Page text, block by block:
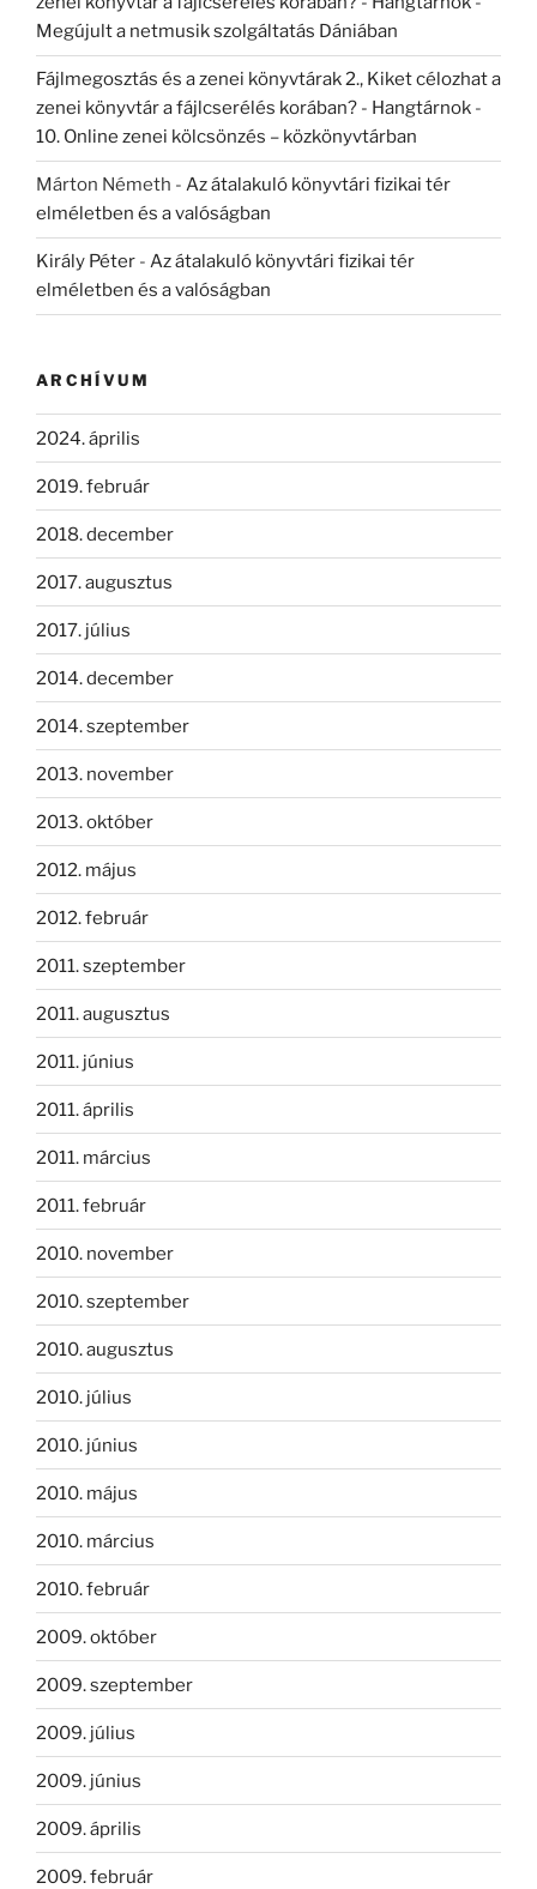
Megújult a netmusik szolgáltatás Dániában
Fájlmegosztás és a zenei könyvtárak 2., Kiket célozhat a
zenei könyvtár a fájlcserélés korában? - Hangtárnok -
10. Online zenei kölcsönzés – közkönyvtárban
Márton Németh - Az átalakuló könyvtári fizikai tér
elméletben és a valóságban
Király Péter - Az átalakuló könyvtári fizikai tér
elméletben és a valóságban
ARCHÍVUM
2024. április
2019. február
2018. december
2017. augusztus
2017. július
2014. december
2014. szeptember
2013. november
2013. október
2012. május
2012. február
2011. szeptember
2011. augusztus
2011. június
2011. április
2011. március
2011. február
2010. november
2010. szeptember
2010. augusztus
2010. július
2010. június
2010. május
2010. március
2010. február
2009. október
2009. szeptember
2009. július
2009. június
2009. április
2009. február